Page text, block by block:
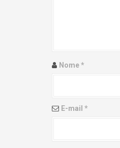
n
Nome*
E-mail *